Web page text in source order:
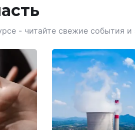
- читайте свежие события